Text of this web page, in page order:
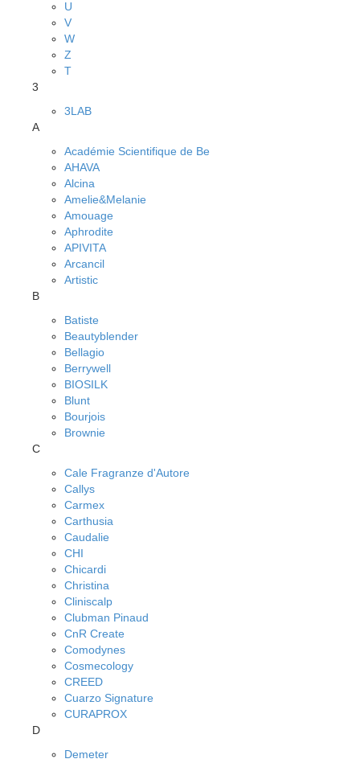
U
V
W
Z
Т
3
3LAB
A
Académie Scientifique de Be
AHAVA
Alcina
Amelie&Melanie
Amouage
Aphrodite
APIVITA
Arcancil
Artistic
B
Batiste
Beautyblender
Bellagio
Berrywell
BIOSILK
Blunt
Bourjois
Brownie
C
Cale Fragranze d'Autore
Callys
Carmex
Carthusia
Caudalie
CHI
Chicardi
Christina
Cliniscalp
Clubman Pinaud
CnR Create
Comodynes
Cosmecology
CREED
Cuarzo Signature
CURAPROX
D
Demeter